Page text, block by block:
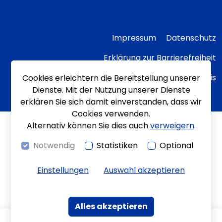
Impressum
Datenschutz
Erklärung zur Barrierefreiheit
Transparenzhinweis
Cookies erleichtern die Bereitstellung unserer
Dienste. Mit der Nutzung unserer Dienste
erklären Sie sich damit einverstanden, dass wir
Cookies verwenden.
Alternativ können Sie dies auchverweigern.
Notwendig
Statistiken Optional
Einstellungen Auswahl akzeptieren
Alles akzeptieren